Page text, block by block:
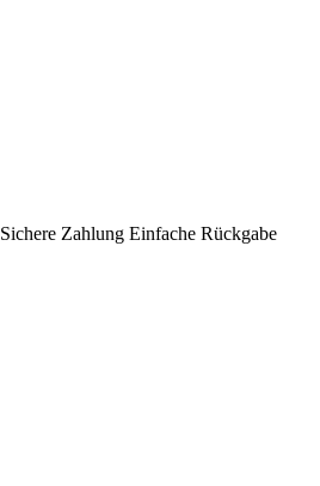
Sichere Zahlung Einfache Rückgabe